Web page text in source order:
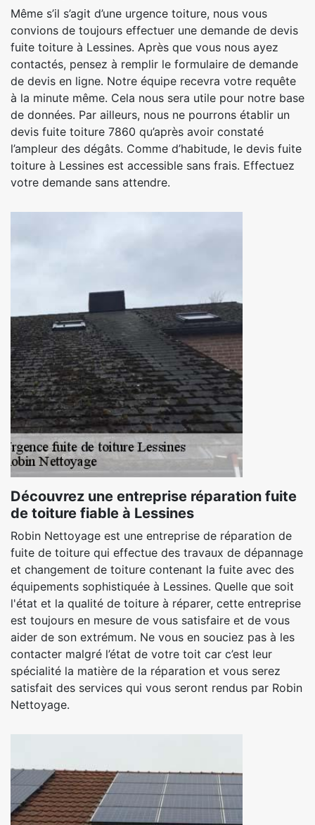
Même s’il s’agit d’une urgence toiture, nous vous
convions de toujours effectuer une demande de devis
fuite toiture à Lessines. Après que vous nous ayez
contactés, pensez à remplir le formulaire de demande
de devis en ligne. Notre équipe recevra votre requête
à la minute même. Cela nous sera utile pour notre base
de données. Par ailleurs, nous ne pourrons établir un
devis fuite toiture 7860 qu’après avoir constaté
l’ampleur des dégâts. Comme d’habitude, le devis fuite
toiture à Lessines est accessible sans frais. Effectuez
votre demande sans attendre.
Découvrez une entreprise réparation fuite
de toiture fiable à Lessines
Robin Nettoyage est une entreprise de réparation de
fuite de toiture qui effectue des travaux de dépannage
et changement de toiture contenant la fuite avec des
équipements sophistiquée à Lessines. Quelle que soit
l'état et la qualité de toiture à réparer, cette entreprise
est toujours en mesure de vous satisfaire et de vous
aider de son extrémum. Ne vous en souciez pas à les
contacter malgré l’état de votre toit car c’est leur
spécialité la matière de la réparation et vous serez
satisfait des services qui vous seront rendus par Robin
Nettoyage.